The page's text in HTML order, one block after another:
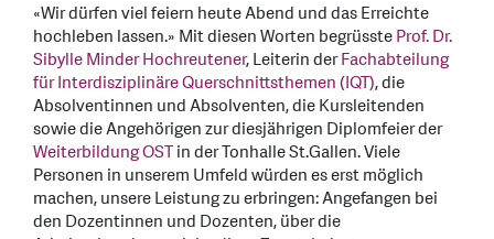
«Wir dürfen viel feiern heute Abend und das Erreichte
hochleben lassen.» Mit diesen Worten begrüssteProf. Dr.
Sibylle Minder Hochreutener, Leiterin derFachabteilung
für Interdisziplinäre Querschnittsthemen (IQT), die
Absolventinnen und Absolventen, die Kursleitenden
sowie die Angehörigen zur diesjährigen Diplomfeier der
Weiterbildung OSTin der Tonhalle St.Gallen. Viele
Personen in unserem Umfeld würden es erst möglich
machen, unsere Leistung zu erbringen: Angefangen bei
den Dozentinnen und Dozenten, über die